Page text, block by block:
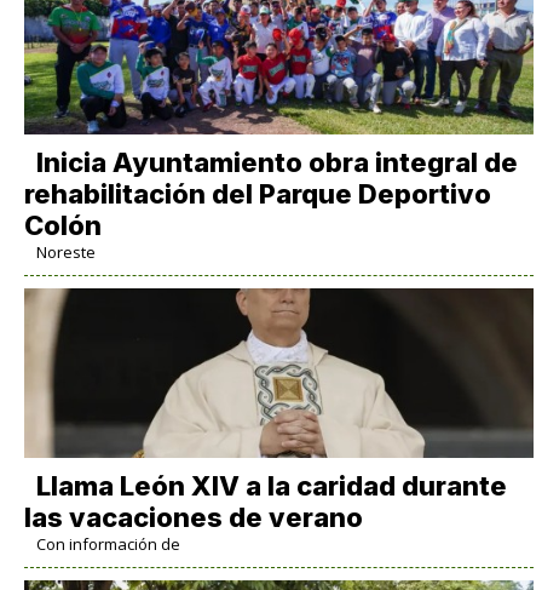
Inicia Ayuntamiento obra integral de
rehabilitación del Parque Deportivo
Colón
Noreste
Llama León XIV a la caridad durante
las vacaciones de verano
Con información de